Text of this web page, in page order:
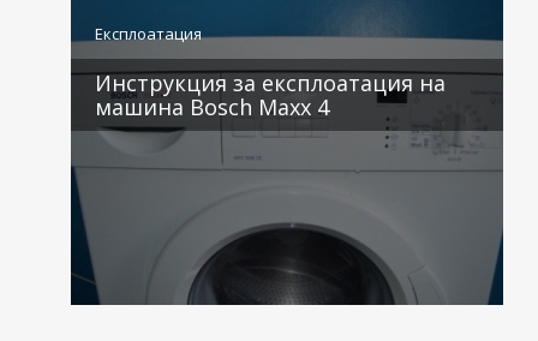
Експлоатация
Инструкция за експлоатация на
машина Bosch Maxx 4